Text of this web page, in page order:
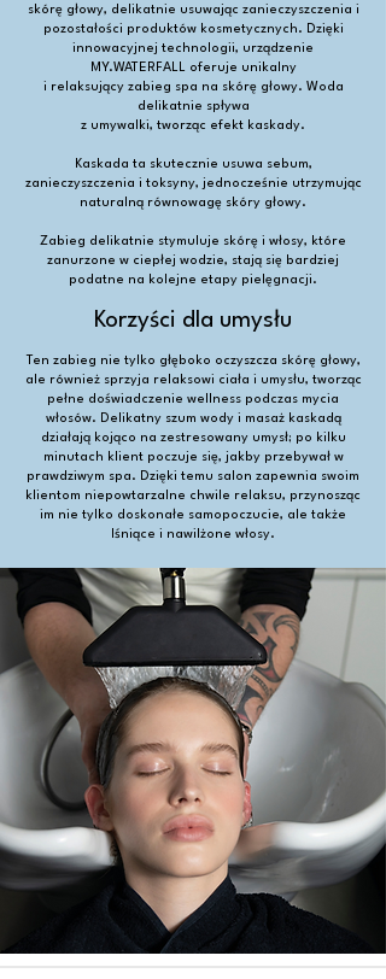
skórę głowy, delikatnie usuwając zanieczyszczenia i
pozostałości produktów kosmetycznych. Dzięki
innowacyjnej technologii, urządzenie
MY.WATERFALL oferuje unikalny
i relaksujący zabieg spa na skórę głowy. Woda
delikatnie spływa
z umywalki, tworząc efekt kaskady.
Kaskada ta skutecznie usuwa sebum,
zanieczyszczenia i toksyny, jednocześnie utrzymując
naturalną równowagę skóry głowy.
Zabieg delikatnie stymuluje skórę i włosy, które
zanurzone w ciepłej wodzie, stają się bardziej
podatne na kolejne etapy pielęgnacji.
Korzyści dla umysłu
Ten zabieg nie tylko głęboko oczyszcza skórę głowy,
ale również sprzyja relaksowi ciała i umysłu, tworząc
pełne doświadczenie wellness podczas mycia
włosów. Delikatny szum wody i masaż kaskadą
działają kojąco na zestresowany umysł; po kilku
minutach klient poczuje się, jakby przebywał w
prawdziwym spa. Dzięki temu salon zapewnia swoim
klientom niepowtarzalne chwile relaksu, przynosząc
im nie tylko doskonałe samopoczucie, ale także
lśniące i nawilżone włosy.